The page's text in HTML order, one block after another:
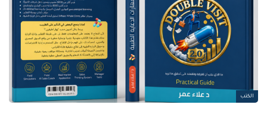
الكتب